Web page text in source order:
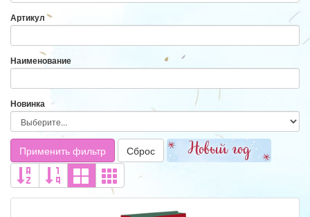
Артикул
Наименование
Новинка
Применить фильтр Сброс